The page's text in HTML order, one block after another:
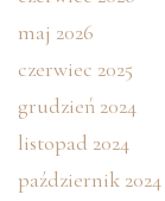
maj 2026
czerwiec 2025
grudzień 2024
listopad 2024
październik 2024